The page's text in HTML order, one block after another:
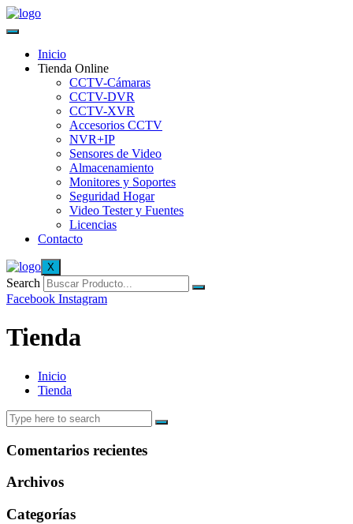
Inicio
Tienda Online
CCTV-Cámaras
CCTV-DVR
CCTV-XVR
Accesorios CCTV
NVR+IP
Sensores de Video
Almacenamiento
Monitores y Soportes
Seguridad Hogar
Video Tester y Fuentes
Licencias
Contacto
X
Search
Facebook Instagram
Tienda
Inicio
Tienda
Buscar:
Comentarios recientes
Archivos
Categorías